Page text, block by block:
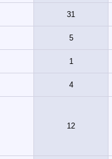
31
5
1
4
12